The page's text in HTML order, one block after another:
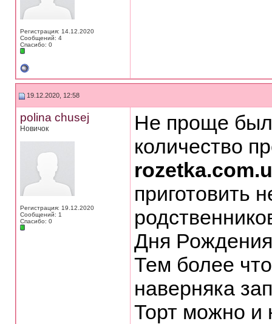
Регистрация: 14.12.2020
Сообщений: 4
Спасибо: 0
19.12.2020, 12:58
polina chusej
Новичок
Регистрация: 19.12.2020
Сообщений: 1
Спасибо: 0
Не проще
количество
приготовить
Дня
Тем более
наверняка
Торт можно и